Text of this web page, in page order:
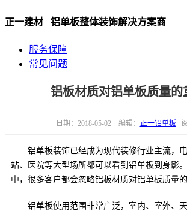
正一建材 铝单板整体装饰解决方案商
服务保障
常见问题
铝板材质对铝单板质量的
日期：2018-05-02 编辑： 正一铝单板
铝单板装饰已经成为现代装修行业主流，
站、医院等大型场所都可以看到铝单板到身影
中，很多客户都会忽略铝板材质对铝单板质量的
铝单板使用范围非常广泛，室内、室外、天